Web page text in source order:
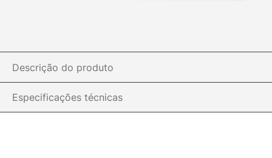
Descrição do produto
Especificações técnicas